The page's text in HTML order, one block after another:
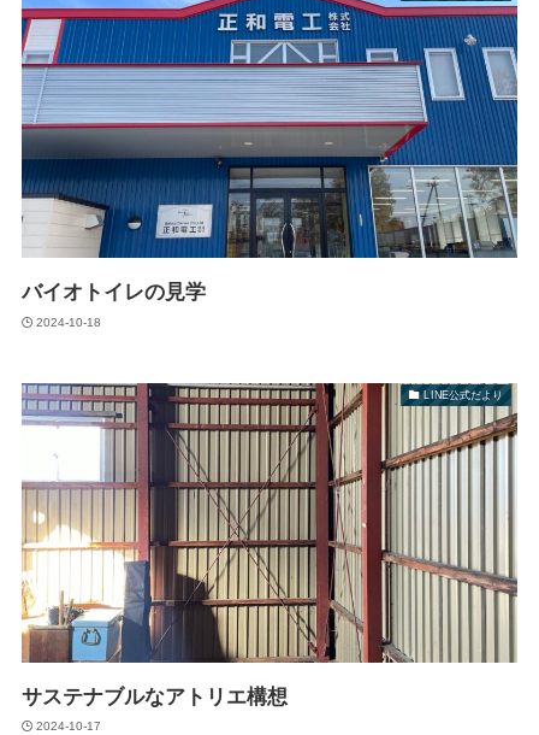
バイオトイレの見学
2024-10-18
LINE公式だより
サステナブルなアトリエ構想
2024-10-17